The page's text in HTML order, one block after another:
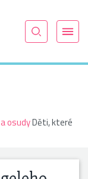
osudyDěti, které